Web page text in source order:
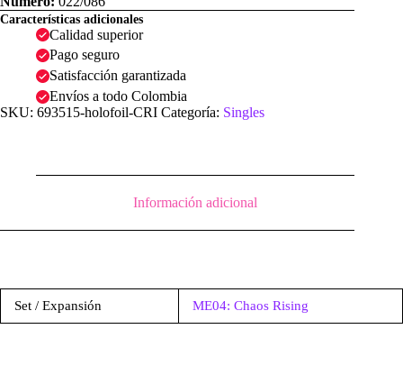
Características adicionales
Calidad superior
Pago seguro
Satisfacción garantizada
Envíos a todo Colombia
SKU: 693515-holofoil-CRI Categoría: Singles
Información adicional
Set / Expansión ME04: Chaos Rising